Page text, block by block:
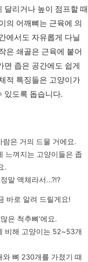
달리거나 높이 점프할 때
의 어깨뼈는 근육에 의
에서도 자유롭게 다닐
은 쇄골은 근육에 붙어
면 좁은 공간에도 쉽게
적 특징들은 고양이가
있도록 돕습니다.
은 거의 드물 거에요.
느껴지는 고양이들은 좁
.
말 액체라서...?!?
바로 알려 드릴게요!
은 척추뼈'에요.
비해 고양이는 52~53개
뼈 230개를 가졌기 때